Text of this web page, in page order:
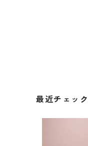
最近チェッ